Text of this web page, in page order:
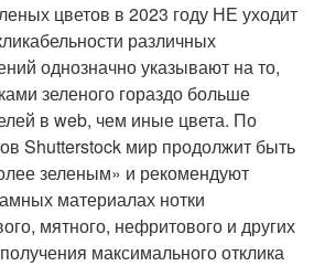
цветов в 2023 году НЕ уходит
различных
однозначно указывают на то,
зеленого гораздо больше
в web, чем иные цвета. По
Shutterstock мир продолжит быть
зеленым» и рекомендуют
материалах нотки
мятного, нефритового и других
максимального отклика